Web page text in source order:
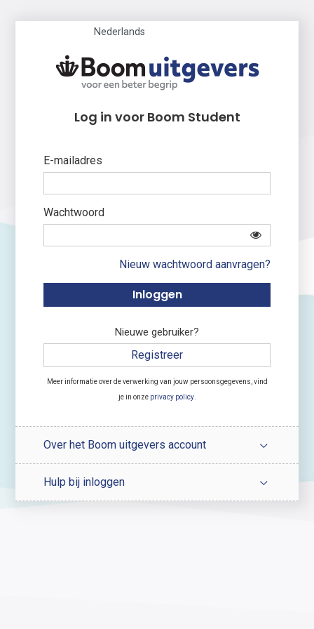
Nederlands
Log in voor Boom Student
E-mailadres
Wachtwoord
Nieuw wachtwoord aanvragen?
Nieuwe gebruiker?
Registreer
Meer informatie over de verwerking van jouw persoonsgegevens, vind
je in onze privacy policy.
Over het Boom uitgevers account
Hulp bij inloggen